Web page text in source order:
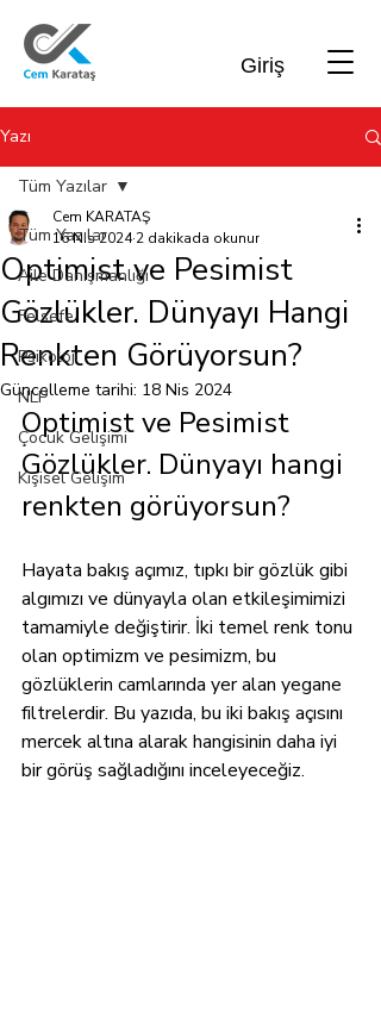
Giriş
Yazı
Tüm Yazılar
Aile Danışmanlığı
Felsefe
Psikoloji
NLP
Çocuk Gelişimi
Kişisel Gelişim
Tüm Yazılar
Optimist ve Pesimist
Gözlükler. Dünyayı Hangi
Renkten Görüyorsun?
Cem KARATAŞ
16 Nis 20242 dakikada okunur
Güncelleme tarihi: 18 Nis 2024
Optimist ve Pesimist
Gözlükler. Dünyayı hangi
renkten görüyorsun?
Hayata bakış açımız, tıpkı bir gözlük gibi
algımızı ve dünyayla olan etkileşimimizi
tamamiyle değiştirir. İki temel renk tonu
olan optimizm ve pesimizm, bu
gözlüklerin camlarında yer alan yegane
filtrelerdir. Bu yazıda, bu iki bakış açısını
mercek altına alarak hangisinin daha iyi
bir görüş sağladığını inceleyeceğiz.